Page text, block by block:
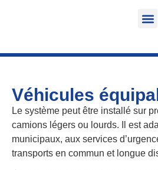
Véhicules
Le système peut être installé sur
camions légers ou lourds. Il est
municipaux, aux services
transports en commun et longue